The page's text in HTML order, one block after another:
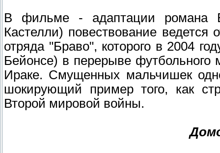
В фильме - адаптации романа
Кастелли) повествование
отряда "Браво", которого в 2004
Бейонсе) в перерыве футбольного
Ираке. Смущенных мальчишек
шокирующий пример того, как
Второй мировой войны.